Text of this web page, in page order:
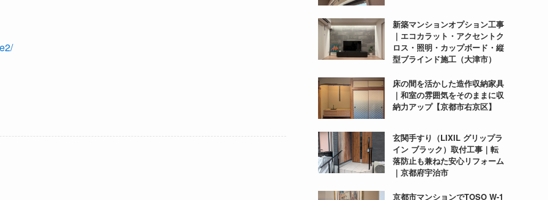
新築マンションオプション工事
｜エコカラット・アクセントク
ロス・照明・カップボード・縦
型ブラインド施工（大津市）
床の間を活かした造作収納家具
｜和室の雰囲気をそのままに収
納力アップ【京都市右京区】
玄関手すり（LIXIL グリップラ
イン ブラック）取付工事｜転
落防止も兼ねた安心リフォーム
｜京都府宇治市
京都市マンションでTOSO W-1